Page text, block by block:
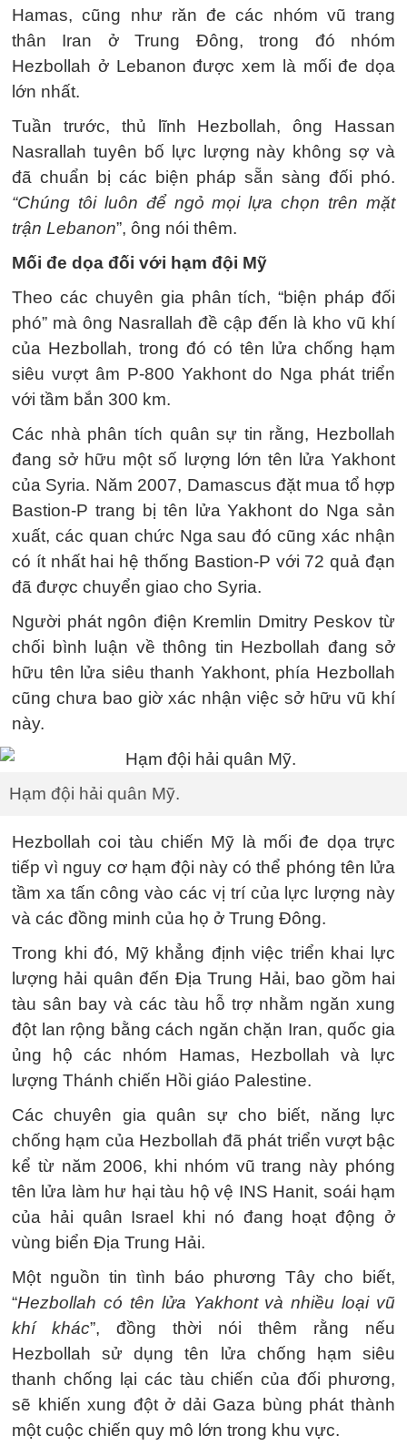
Hamas, cũng như răn đe các nhóm vũ trang
thân Iran ở Trung Đông, trong đó nhóm
Hezbollah ở Lebanon được xem là mối đe dọa
lớn nhất.
Tuần trước, thủ lĩnh Hezbollah, ông Hassan
Nasrallah tuyên bố lực lượng này không sợ và
đã chuẩn bị các biện pháp sẵn sàng đối phó.
“Chúng tôi luôn để ngỏ mọi lựa chọn trên mặt
trận Lebanon”, ông nói thêm.
Mối đe dọa đối với hạm đội Mỹ
Theo các chuyên gia phân tích, “biện pháp đối
phó” mà ông Nasrallah đề cập đến là kho vũ khí
của Hezbollah, trong đó có tên lửa chống hạm
siêu vượt âm P-800 Yakhont do Nga phát triển
với tầm bắn 300 km.
Các nhà phân tích quân sự tin rằng, Hezbollah
đang sở hữu một số lượng lớn tên lửa Yakhont
của Syria. Năm 2007, Damascus đặt mua tổ hợp
Bastion-P trang bị tên lửa Yakhont do Nga sản
xuất, các quan chức Nga sau đó cũng xác nhận
có ít nhất hai hệ thống Bastion-P với 72 quả đạn
đã được chuyển giao cho Syria.
Người phát ngôn điện Kremlin Dmitry Peskov từ
chối bình luận về thông tin Hezbollah đang sở
hữu tên lửa siêu thanh Yakhont, phía Hezbollah
cũng chưa bao giờ xác nhận việc sở hữu vũ khí
này.
Hạm đội hải quân Mỹ.
Hezbollah coi tàu chiến Mỹ là mối đe dọa trực
tiếp vì nguy cơ hạm đội này có thể phóng tên lửa
tầm xa tấn công vào các vị trí của lực lượng này
và các đồng minh của họ ở Trung Đông.
Trong khi đó, Mỹ khẳng định việc triển khai lực
lượng hải quân đến Địa Trung Hải, bao gồm hai
tàu sân bay và các tàu hỗ trợ nhằm ngăn xung
đột lan rộng bằng cách ngăn chặn Iran, quốc gia
ủng hộ các nhóm Hamas, Hezbollah và lực
lượng Thánh chiến Hồi giáo Palestine.
Các chuyên gia quân sự cho biết, năng lực
chống hạm của Hezbollah đã phát triển vượt bậc
kể từ năm 2006, khi nhóm vũ trang này phóng
tên lửa làm hư hại tàu hộ vệ INS Hanit, soái hạm
của hải quân Israel khi nó đang hoạt động ở
vùng biển Địa Trung Hải.
Một nguồn tin tình báo phương Tây cho biết,
“Hezbollah có tên lửa Yakhont và nhiều loại vũ
khí khác”, đồng thời nói thêm rằng nếu
Hezbollah sử dụng tên lửa chống hạm siêu
thanh chống lại các tàu chiến của đối phương,
sẽ khiến xung đột ở dải Gaza bùng phát thành
một cuộc chiến quy mô lớn trong khu vực.